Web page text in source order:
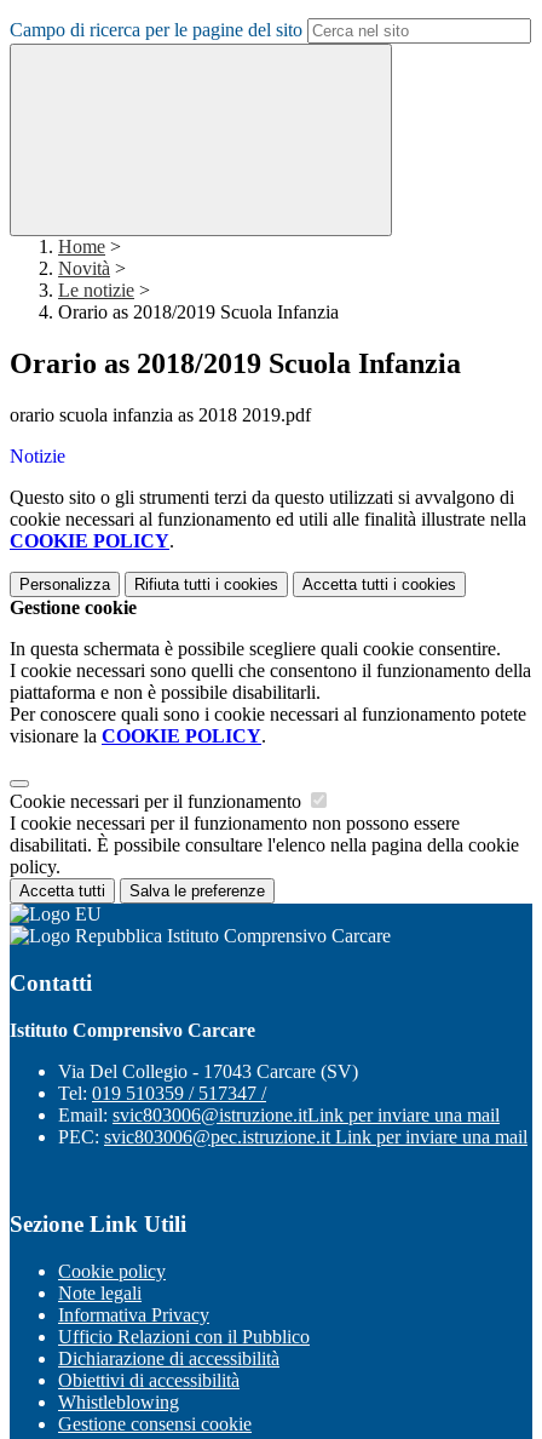
Campo di ricerca per le pagine del sito
Home >
Novità >
Le notizie >
Orario as 2018/2019 Scuola Infanzia
Orario as 2018/2019 Scuola Infanzia
orario scuola infanzia as 2018 2019.pdf
Notizie
Questo sito o gli strumenti terzi da questo utilizzati si avvalgono di
cookie necessari al funzionamento ed utili alle finalità illustrate nella
COOKIE POLICY.
Personalizza Rifiuta tutti i cookies Accetta tutti i cookies
Gestione cookie
In questa schermata è possibile scegliere quali cookie consentire.
I cookie necessari sono quelli che consentono il funzionamento della
piattaforma e non è possibile disabilitarli.
Per conoscere quali sono i cookie necessari al funzionamento potete
visionare la COOKIE POLICY.
Cookie necessari per il funzionamento
I cookie necessari per il funzionamento non possono essere
disabilitati. È possibile consultare l'elenco nella pagina della cookie
policy.
Accetta tutti Salva le preferenze
Istituto Comprensivo Carcare
Contatti
Istituto Comprensivo Carcare
Via Del Collegio - 17043 Carcare (SV)
Tel: 019 510359 / 517347 /
Email: svic803006@istruzione.itLink per inviare una mail
PEC: svic803006@pec.istruzione.it Link per inviare una mail
Sezione Link Utili
Cookie policy
Note legali
Informativa Privacy
Ufficio Relazioni con il Pubblico
Dichiarazione di accessibilità
Obiettivi di accessibilità
Whistleblowing
Gestione consensi cookie